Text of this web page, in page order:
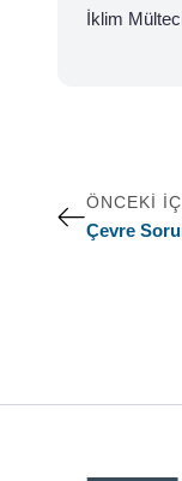
İklim
ÖNCEKI
Çevre